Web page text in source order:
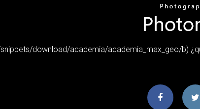
snippets/download/academia/academia_max_geo/b)